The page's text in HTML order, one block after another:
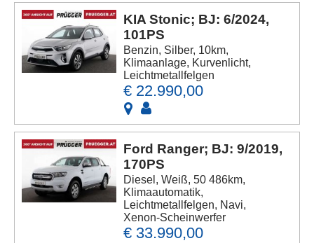
KIA Stonic; BJ: 6/2024,
101PS
Benzin, Silber, 10km,
Klimaanlage, Kurvenlicht,
Leichtmetallfelgen
€ 22.990,00
Ford Ranger; BJ: 9/2019,
170PS
Diesel, Weiß, 50 486km,
Klimaautomatik,
Leichtmetallfelgen, Navi,
Xenon-Scheinwerfer
€ 33.990,00